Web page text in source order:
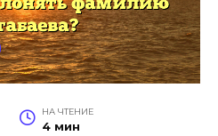
НА ЧТЕНИЕ
4 мин